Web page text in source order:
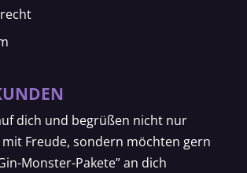
dich und begrüßen nicht nur
Freude, sondern möchten gern
Monster-Pakete” an dich